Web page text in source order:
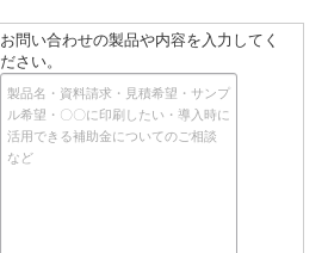
お問い合わせの製品や内容を入力してく
ださい。